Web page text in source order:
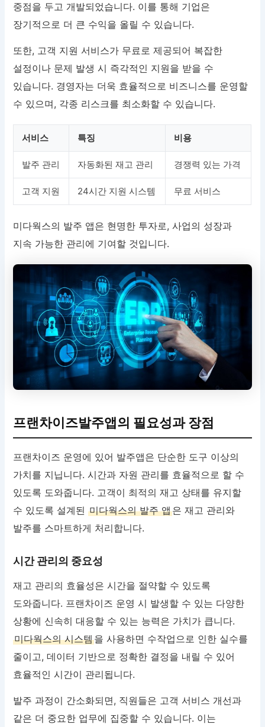
중점을 두고 개발되었습니다. 이를 통해 기업은
장기적으로 더 큰 수익을 올릴 수 있습니다.
또한, 고객 지원 서비스가 무료로 제공되어 복잡한
설정이나 문제 발생 시 즉각적인 지원을 받을 수
있습니다. 경영자는 더욱 효율적으로 비즈니스를 운영할
수 있으며, 각종 리스크를 최소화할 수 있습니다.
서비스 특징 비용
발주 관리 자동화된 재고 관리 경쟁력 있는 가격
고객 지원 24시간 지원 시스템 무료 서비스
미다웍스의 발주 앱은 현명한 투자로, 사업의 성장과
지속 가능한 관리에 기여할 것입니다.
프랜차이즈발주앱의 필요성과 장점
프랜차이즈 운영에 있어 발주앱은 단순한 도구 이상의
가치를 지닙니다. 시간과 자원 관리를 효율적으로 할 수
있도록 도와줍니다. 고객이 최적의 재고 상태를 유지할
수 있도록 설계된미다웍스의 발주 앱은 재고 관리와
발주를 스마트하게 처리합니다.
시간 관리의 중요성
재고 관리의 효율성은 시간을 절약할 수 있도록
도와줍니다. 프랜차이즈 운영 시 발생할 수 있는 다양한
상황에 신속히 대응할 수 있는 능력은 가치가 큽니다.
미다웍스의 시스템을 사용하면 수작업으로 인한 실수를
줄이고, 데이터 기반으로 정확한 결정을 내릴 수 있어
효율적인 시간이 관리됩니다.
발주 과정이 간소화되면, 직원들은 고객 서비스 개선과
같은 더 중요한 업무에 집중할 수 있습니다. 이는